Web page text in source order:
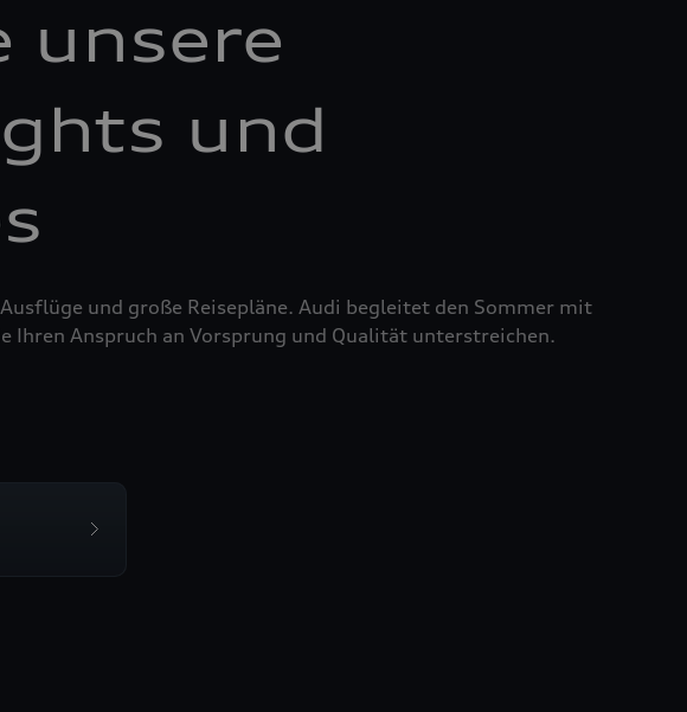
unsere
und
und große Reisepläne. Audi begleitet den Sommer mit
Ihren Anspruch an Vorsprung und Qualität unterstreichen.